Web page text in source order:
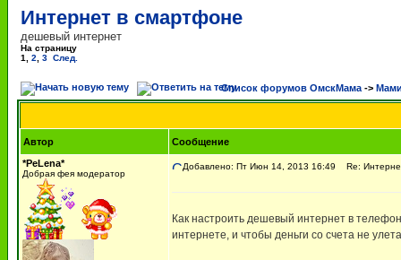
Интернет в смартфоне
дешевый интернет
На страницу
1
2 3 След.
Список форумов ОмскМама ->
Автор
Сообщение
*PeLena*
Добрая фея модератор
Добавлено: Пт Июн 14, 2013 16:49 Re:
Как настроить дешевый интернет в
интернете, и чтобы деньги со счета не